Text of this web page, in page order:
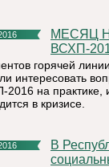
МЕСЯЦ НА СВЯЗИ: ИТОГИ РАБОТЫ ГОРЯЧЕЙ ЛИНИИ
ВСХП-
горячей
интересовать
2016 на практике,
в кризисе.
В Республике Коми стартовал конкурс сертификации